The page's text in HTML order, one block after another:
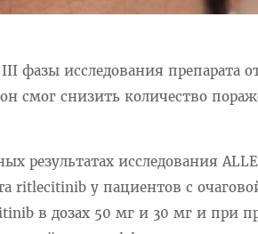
фазы исследования препарата
смог снизить количество
результатах исследования
ritlecitinib у пациентов с
в дозах 50 мг и 30 мг и при